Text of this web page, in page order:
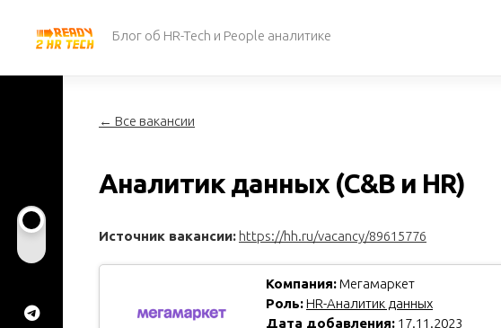
содержанию
Блог об HR-Tech и People аналитике
← Все вакансии
Аналитик данных (C&B и HR)
Источник вакансии: https://hh.ru/vacancy/89615776
Компания:Мегамаркет
Роль:HR-Аналитик данных
Дата добавления: 17.11.2023